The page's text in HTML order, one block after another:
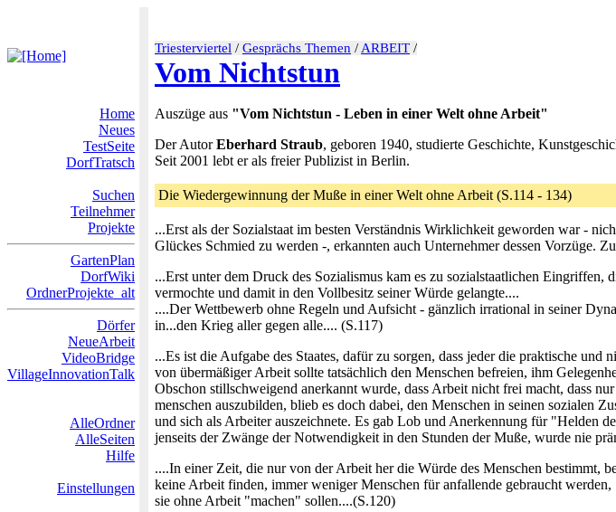
Triesterviertel / Gesprächs Themen / ARBEIT /
Vom Nichtstun
Home
Neues
TestSeite
DorfTratsch
Suchen
Teilnehmer
Projekte
GartenPlan
DorfWiki
OrdnerProjekte_alt
Dörfer
NeueArbeit
VideoBridge
VillageInnovationTalk
AlleOrdner
AlleSeiten
Hilfe
Einstellungen
Auszüge aus "Vom Nichtstun - Leben in einer Welt ohne Arbeit"
Der AutorEberhard Straub, geboren 1940, studierte Geschichte,
Seit 2001 lebt er als freier Publizist in Berlin.
Die Wiedergewinnung der Muße in einer Welt ohne Arbeit (S.114 - 134)
...Erst als der Sozialstaat im besten Verständnis Wirklichkeit geworden war -
Glückes Schmied zu werden -, erkannten auch Unternehmer dessen Vorzüge.
...Erst unter dem Druck des Sozialismus kam es zu sozialstaatlichen Eingriffen,
vermochte und damit in den Vollbesitz seiner Würde gelangte....
....Der Wettbewerb ohne Regeln und Aufsicht - gänzlich irrational in seiner
in...den Krieg aller gegen alle.... (S.117)
...Es ist die Aufgabe des Staates, dafür zu sorgen, dass jeder die praktische
von übermäßiger Arbeit sollte tatsächlich den Menschen befreien, ihm
Obschon stillschweigend anerkannt wurde, dass Arbeit nicht frei macht, dass
menschen auszubilden, blieb es doch dabei, den Menschen in seinen sozialen
und sich als Arbeiter auszeichnete. Es gab Lob und Anerkennung für "Helden
jenseits der Zwänge der Notwendigkeit in den Stunden der Muße, wurde nie
....In einer Zeit, die nur von der Arbeit her die Würde des Menschen bestimmt,
keine Arbeit finden, immer weniger Menschen für anfallende gebraucht
sie ohne Arbeit "machen" sollen....(S.120)